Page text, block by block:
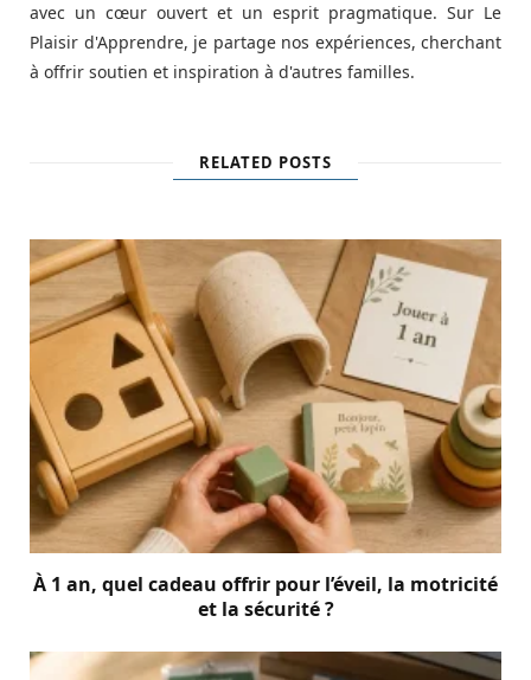
avec un cœur ouvert et un esprit pragmatique. Sur Le
Plaisir d'Apprendre, je partage nos expériences, cherchant
à offrir soutien et inspiration à d'autres familles.
RELATED POSTS
À 1 an, quel cadeau offrir pour l’éveil, la motricité
et la sécurité ?